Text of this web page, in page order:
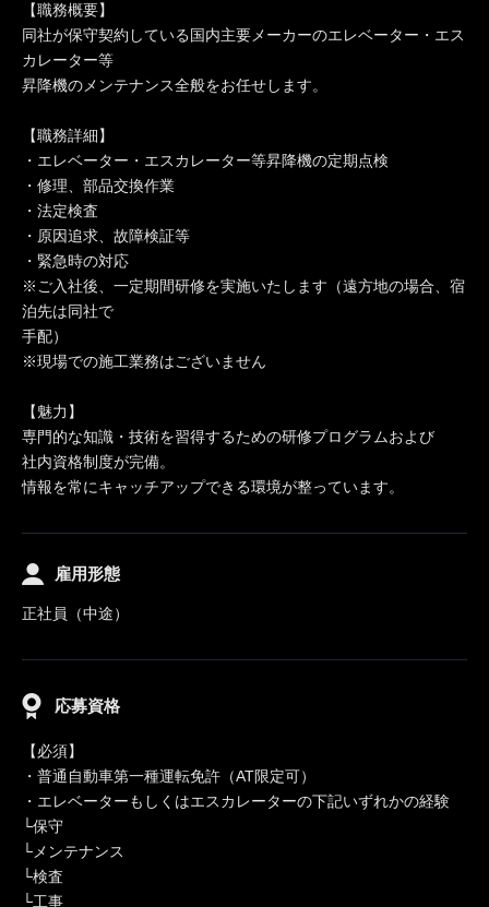
【職務概要】
同社が保守契約している国内主要メーカーのエレベーター・エス
カレーター等
昇降機のメンテナンス全般をお任せします。
【職務詳細】
・エレベーター・エスカレーター等昇降機の定期点検
・修理、部品交換作業
・法定検査
・原因追求、故障検証等
・緊急時の対応
※ご入社後、一定期間研修を実施いたします（遠方地の場合、宿
泊先は同社で
手配）
※現場での施工業務はございません
【魅力】
専門的な知識・技術を習得するための研修プログラムおよび
社内資格制度が完備。
情報を常にキャッチアップできる環境が整っています。
雇用形態
正社員（中途）
応募資格
【必須】
・普通自動車第一種運転免許（AT限定可）
・エレベーターもしくはエスカレーターの下記いずれかの経験
└保守
└メンテナンス
└検査
└工事